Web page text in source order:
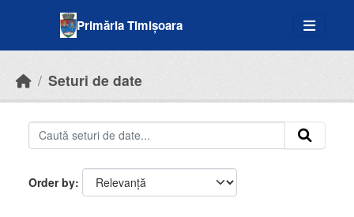
Primăria Timișoara
Seturi de date
Order by